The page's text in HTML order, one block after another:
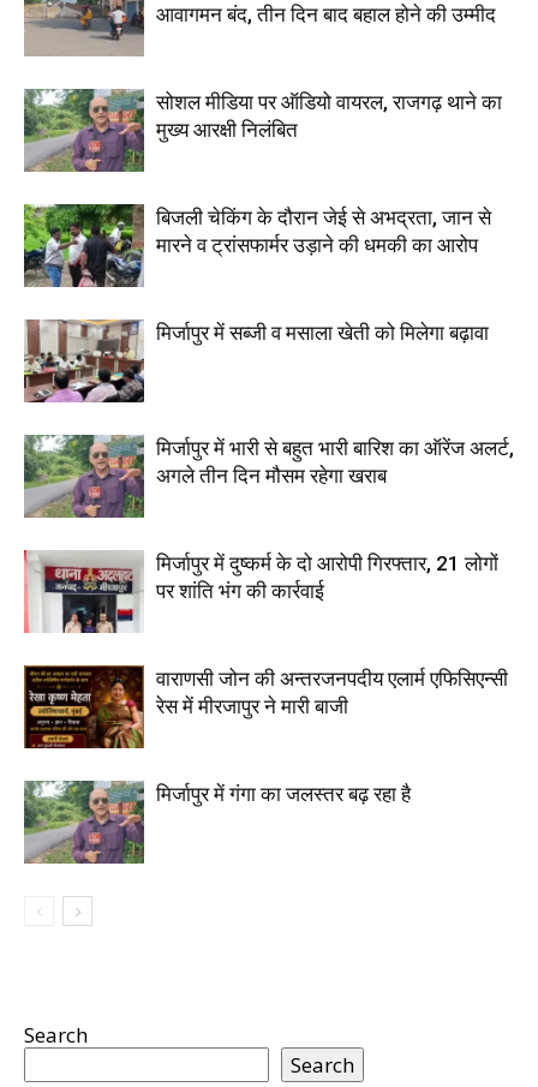
आवागमन बंद, तीन दिन बाद बहाल होने की उम्मीद
सोशल मीडिया पर ऑडियो वायरल, राजगढ़ थाने का
मुख्य आरक्षी निलंबित
बिजली चेकिंग के दौरान जेई से अभद्रता, जान से
मारने व ट्रांसफार्मर उड़ाने की धमकी का आरोप
मिर्जापुर में सब्जी व मसाला खेती को मिलेगा बढ़ावा
मिर्जापुर में भारी से बहुत भारी बारिश का ऑरेंज अलर्ट,
अगले तीन दिन मौसम रहेगा खराब
मिर्जापुर में दुष्कर्म के दो आरोपी गिरफ्तार, 21 लोगों
पर शांति भंग की कार्रवाई
वाराणसी जोन की अन्तरजनपदीय एलार्म एफिसिएन्सी
रेस में मीरजापुर ने मारी बाजी
मिर्जापुर में गंगा का जलस्तर बढ़ रहा है
Search
Search